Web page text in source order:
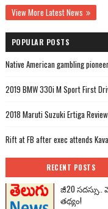
View More Latest News
POPULAR POSTS
Native American gambling
2019 BMW 330i M Sport First
2018 Maruti Suzuki Ertiga
Rift at FB after exec attends
RECENT POSTS
జీ20
తథ్యం!